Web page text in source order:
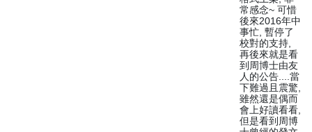
常感念~ 可惜
後來2016年中
事忙, 暫停了
校對的支持,
再後來就是看
到周博士由友
人的公告....當
下難過且震驚,
雖然還是偶而
會上好讀看看,
但是看到周博